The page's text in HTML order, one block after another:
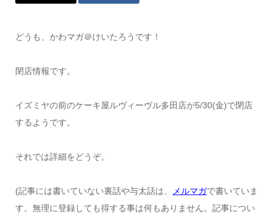
どうも、かわマガ＠けいたろうです！
閉店情報です。
イズミヤの前のケーキ屋ルヴィーヴル多田店が5/30(金)で閉店
するようです。
それでは詳細をどうぞ。
(記事には書いていない裏話や与太話は、 メルマガで書いていま
す。無理に登録しても得する事は何もありません。記事につい